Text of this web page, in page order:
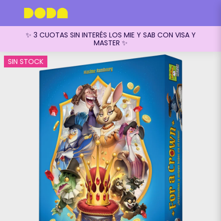
✨ 3 CUOTAS SIN INTERÉS LOS MIE Y SAB CON VISA Y
MASTER ✨
SIN STOCK